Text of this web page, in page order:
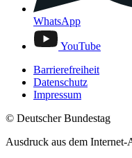
WhatsApp
YouTube
Barrierefreiheit
Datenschutz
Impressum
© Deutscher Bundestag
Ausdruck aus dem Internet-